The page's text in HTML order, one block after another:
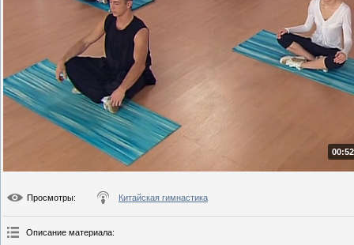
Просмотры: Китайская гимнастика
Описание материала: